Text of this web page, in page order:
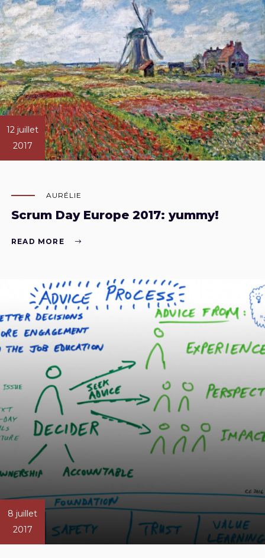
12 juillet
2017
AURÉLIE
Scrum Day Europe 2017: yummy!
READ MORE
8 juillet
2017